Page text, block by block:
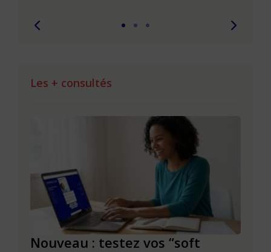
Les + consultés
Nouveau : testez vos “soft